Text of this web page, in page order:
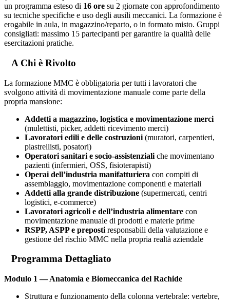
un programma esteso di 16 ore su 2 giornate con approfondimento
su tecniche specifiche e uso degli ausili meccanici. La formazione è
erogabile in aula, in magazzino/reparto, o in formato misto. Gruppi
consigliati: massimo 15 partecipanti per garantire la qualità delle
esercitazioni pratiche.
A Chi è Rivolto
La formazione MMC è obbligatoria per tutti i lavoratori che
svolgono attività di movimentazione manuale come parte della
propria mansione:
Addetti a magazzino, logistica e movimentazione merci
(mulettisti, picker, addetti ricevimento merci)
Lavoratori edili e delle costruzioni (muratori, carpentieri,
piastrellisti, posatori)
Operatori sanitari e socio-assistenziali che movimentano
pazienti (infermieri, OSS, fisioterapisti)
Operai dell’industria manifatturiera con compiti di
assemblaggio, movimentazione componenti e materiali
Addetti alla grande distribuzione (supermercati, centri
logistici, e-commerce)
Lavoratori agricoli e dell’industria alimentare con
movimentazione manuale di prodotti e materie prime
RSPP, ASPP e preposti responsabili della valutazione e
gestione del rischio MMC nella propria realtà aziendale
Programma Dettagliato
Modulo 1 — Anatomia e Biomeccanica del Rachide
Struttura e funzionamento della colonna vertebrale: vertebre,